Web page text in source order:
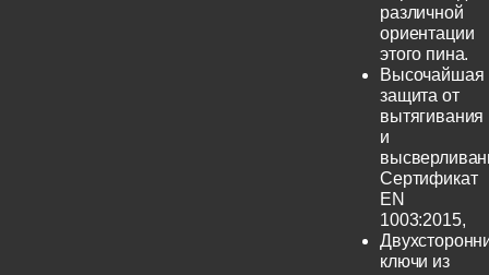
различной
ориентации
этого пина.
Высочайшая
защита от
вытягивания
и
Сертификат
EN
1003:2015,
ключи из